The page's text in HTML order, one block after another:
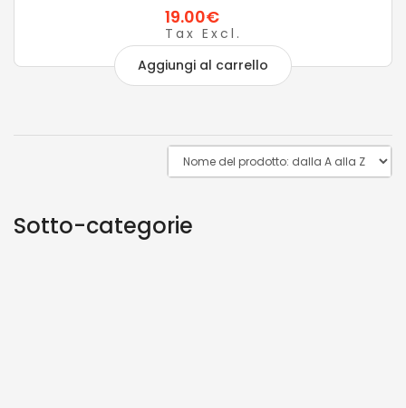
19.00€
Tax Excl.
Aggiungi al carrello
Sotto-categorie